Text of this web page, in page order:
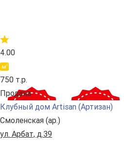
4.00
750 т.р.
Продана
Клубный дом Artisan (Артизан)
Смоленская (ар.)
ул. Арбат, д.39